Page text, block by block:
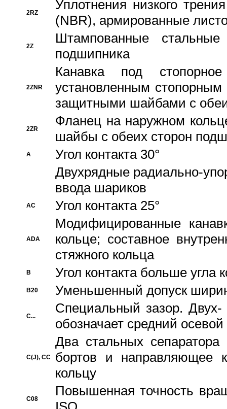
2RZ
Уплотнения низкого
(NBR), армированные
2Z
Штампованные
подшипника
2ZNR
Канавка под
установленным
защитными шайбами с
2ZR
Фланец на наружном
шайбы с обеих сторон
A
Угол контакта 30°
Двухрядные радиально-
ввода шариков
AC Угол контакта 25°
ADA
Модифицированные
кольце; составное
стяжного кольца
B Угол контакта больше угла
B20 Уменьшенный допуск
C...
Специальный зазор.
обозначает средний
C(J), CC
Два стальных сепаратора
бортов и направляющее
кольцу
C08
Повышенная точность